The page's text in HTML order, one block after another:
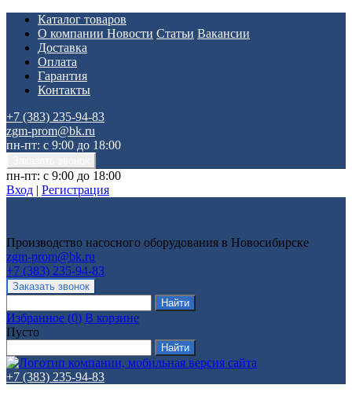
Каталог товаров
О компании Новости Статьи Вакансии
Доставка
Оплата
Гарантия
Контакты
+7 (383) 235-94-83
zgm-prom@bk.ru
пн-пт: с 9:00 до 18:00
пн-пт: с 9:00 до 18:00
Вход | Регистрация
Производство насосного оборудования в Новосибирске
zgm-prom@bk.ru
+7 (383) 235-94-83
Избранное (0) В корзине
Пусто
+7 (383) 235-94-83